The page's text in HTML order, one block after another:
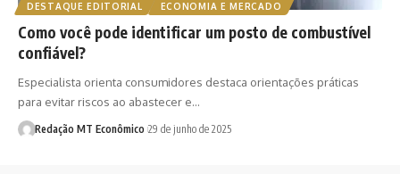
DESTAQUE EDITORIAL ECONOMIA E MERCADO
Como você pode identificar um posto de combustível
confiável?
Especialista orienta consumidores destaca orientações práticas
para evitar riscos ao abastecer e…
Redação MT Econômico 29 de junho de 2025